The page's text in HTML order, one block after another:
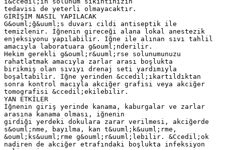
tedavisi de yeterli olmayacaktır.
GİRİŞİM NASIL YAPILACAK
G&ouml;ğ&uuml;s duvarı cildi antiseptik ile
temizlenir. İğnenin gireceği alana lokal anestezik
enjeksiyonu yapılabilir. İğne ile alınan sıvı tahlil
amacıyla laboratuara g&ouml;nderilir.
Hekim gerekli g&ouml;r&uuml;rse solunumunuzu
rahatlatmak amacıyla zarlar arası boşlukta
birikmiş olan sıvıyı drenaj seti yardımıyla
boşaltabilir. İğne yerinden &ccedil;ıkartıldıktan
sonra kontrol macıyla akciğer grafisi veya akciğer
tomografisi &ccedil;ekilebilir.
YAN ETKİLER
İğnenin giriş yerinde kanama, kaburgalar ve zarlar
arasına kanama olması, iğnenin
girdiği yerdeki dokulara zarar verilmesi, akciğerde
s&ouml;nme, bayılma, kan t&uuml;k&uuml;rme,
&ouml;ks&uuml;rme g&ouml;r&uuml;lebilir. &Ccedil;ok
nadiren de akciğer etrafındaki boşlukta infeksiyon